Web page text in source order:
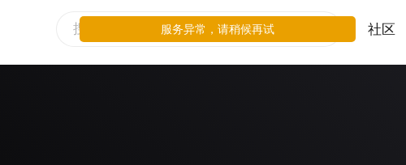
社区
服务异常，请稍候再试